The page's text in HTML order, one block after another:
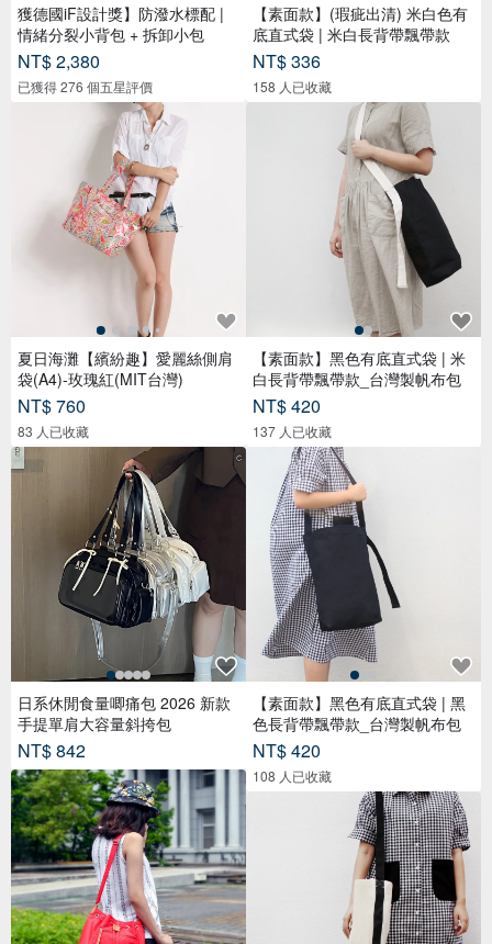
獲德國iF設計獎】防潑水標配 |
情緒分裂小背包 + 拆卸小包
NT$ 2,380
已獲得 276 個五星評價
夏日海灘【繽紛趣】愛麗絲側肩
袋(A4)-玫瑰紅(MIT台灣)
NT$ 760
83 人已收藏
日系休閒食量唧痛包 2026 新款
手提單肩大容量斜挎包
NT$ 842
【素面款】(瑕疵出清) 米白色有
底直式袋 | 米白長背帶飄帶款
NT$ 336
158 人已收藏
【素面款】黑色有底直式袋 | 米
白長背帶飄帶款_台灣製帆布包
NT$ 420
137 人已收藏
【素面款】黑色有底直式袋 | 黑
色長背帶飄帶款_台灣製帆布包
NT$ 420
108 人已收藏